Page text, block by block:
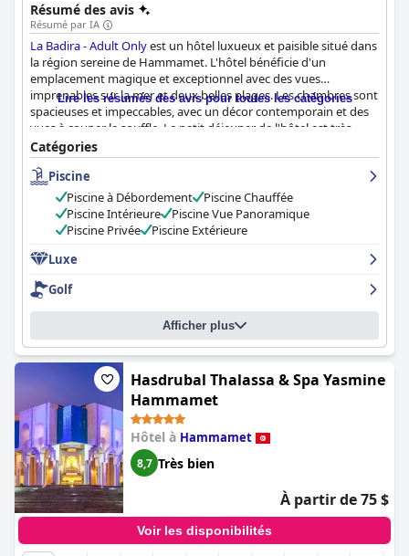
équipements dont ils peuvent avoir besoin, profitant des soins
revigorants du spa, se relaxant au bord de la piscine, savourant
l'excellente cuisine, et passant les vacances les plus relaxantes et
les plus agréables.
Résumé des avis
Résumé par IA
La Badira - Adult Onlyest un hôtel luxueux et paisible situé dans
la région sereine de Hammamet. L'hôtel bénéficie d'un
emplacement magique et exceptionnel avec des vues
imprenables sur la mer et deux belles plages. Les chambres sont
spacieuses et impeccables, avec un décor contemporain et des
vues à couper le souffle. Le petit déjeuner de l'hôtel est très
apprécié pour son vaste choix de spécialités tunisiennes et
d'options internationales. Le dîner varie entre cuisine
internationale et tunisienne, certains clients trouvant que la
qualité des plats n'est pas à la hauteur des prix élevés. Le spa de
l'hôtel a reçu de nombreuses critiques positives pour son
excellente qualité et sa large gamme de soins. L'espace piscine
une piscine à débordement offrant de magnifiques vues sur
serviable et professionnel, faisant en sorte que les clients se
sentent choyés.La Badira - Adult Onlyest un hôtel exceptionnel
qui respire le luxe à tous points de vue, ce qui en fait un des
meilleurs hôtels de Hammamet et de Tunisie. C'est la destination
idéale pour les couples et les jeunes mariés en quête d'une
escapade tranquille et romantique.
Lire les résumés des avis pour toutes les catégories
Catégories
Piscine
Piscine à Débordement
Piscine Chauffée
Piscine Intérieure
Piscine Vue Panoramique
Piscine Privée
Piscine Extérieure
Luxe
Golf
Afficher plus
Hasdrubal Thalassa & Spa Yasmine
Hammamet
Hôtel à Hammamet
8,7 Très bien
À partir de 75 $
Voir les disponibilités